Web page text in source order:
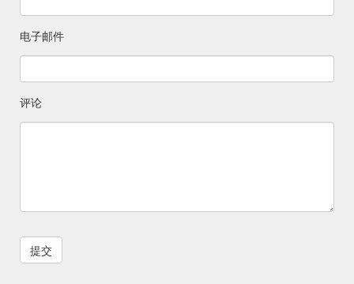
einloesung.html
Restaurantgutscheinen handelt es sich nicht um Rabatt-
Gutscheine oder Coupons. Alle unsere Restaurantgutscheine
sind Wertgutscheine ...https://www.yovite.com/Gutschein-
zusätzlich per SMS ausliefern zu lassen. Wenn Sie den
Gutschein auf Wunsch auch pünktlich zum Geburtstag, zur
Hochzeit oder zu Weihnachten zustellen. Geschenkideen.
电子邮件
评论